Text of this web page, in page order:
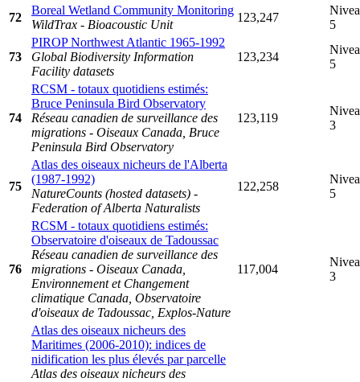
72
Boreal Wetland Community Monitoring
WildTrax - Bioacoustic Unit
123,247
5
73
PIROP Northwest Atlantic 1965-1992
Global Biodiversity Information
Facility datasets
123,234
5
74
RCSM - totaux quotidiens estimés:
Bruce Peninsula Bird Observatory
Réseau canadien de surveillance des
migrations - Oiseaux Canada, Bruce
Peninsula Bird Observatory
123,119
3
75
Atlas des oiseaux nicheurs de l'Alberta
(1987-1992)
NatureCounts (hosted datasets) -
Federation of Alberta Naturalists
122,258
5
76
RCSM - totaux quotidiens estimés:
Observatoire d'oiseaux de Tadoussac
Réseau canadien de surveillance des
migrations - Oiseaux Canada,
Environnement et Changement
climatique Canada, Observatoire
d'oiseaux de Tadoussac, Explos-Nature
117,004
3
Atlas des oiseaux nicheurs des
Maritimes (2006-2010): indices de
nidification les plus élevés par parcelle
Atlas des oiseaux nicheurs des